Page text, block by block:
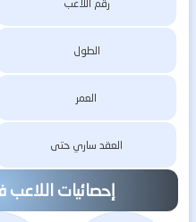
الطول
العمر
العقد ساري حتى
إحصائيات اللاعب